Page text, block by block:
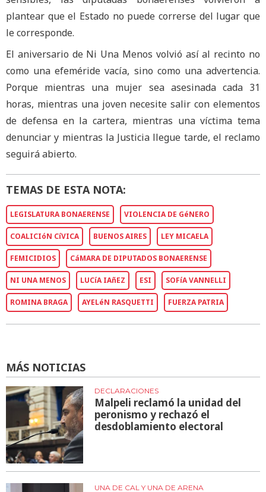
plantear que el Estado no puede correrse del lugar que
le corresponde.
El aniversario de Ni Una Menos volvió así al recinto no
como una efeméride vacía, sino como una advertencia.
Porque mientras una mujer sea asesinada cada 31
horas, mientras una joven necesite salir con elementos
de defensa en la cartera, mientras una víctima tema
denunciar y mientras la Justicia llegue tarde, el reclamo
seguirá abierto.
TEMAS DE ESTA NOTA:
LEGISLATURA BONAERENSE VIOLENCIA DE GéNERO
COALICIóN CíVICA BUENOS AIRES LEY MICAELA
FEMICIDIOS CáMARA DE DIPUTADOS BONAERENSE
NI UNA MENOS LUCíA IAñEZ ESI SOFíA VANNELLI
ROMINA BRAGA AYELéN RASQUETTI FUERZA PATRIA
MÁS NOTICIAS
DECLARACIONES
Malpeli reclamó la unidad del
peronismo y rechazó el
desdoblamiento electoral
UNA DE CAL Y UNA DE ARENA